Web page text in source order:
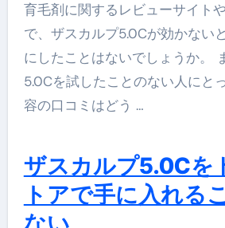
育毛剤に関するレビューサイトや個人ブログなど
で、ザスカルプ5.0Cが効かない
にしたことはないでしょうか。
5.0Cを試したことのない人にと
容の口コミはどう …
ザスカルプ5.0Cを
トアで手に入れる